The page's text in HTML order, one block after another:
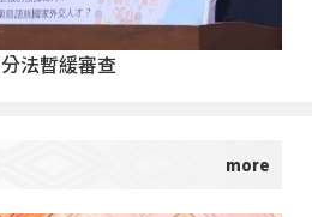
法暫緩審查